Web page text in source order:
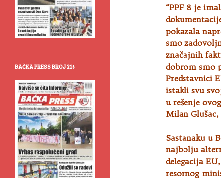
“PPF 8 je
pokazala
smo
značajnih
dobrom smo
Predstavnici
istakli svu
u rešenje
Milan Glušac,
Sastanaku u
najbolju
delegacija
resornog
BAČKA PRESS BROJ 216